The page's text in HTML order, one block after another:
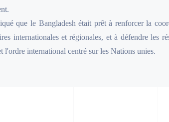
que le Bangladesh était prêt à renforcer la
internationales et régionales, et à défendre les
l'ordre international centré sur les Nations unies.